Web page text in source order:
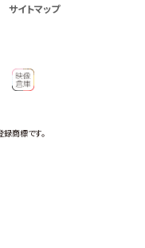
サイトマップ
商標です。